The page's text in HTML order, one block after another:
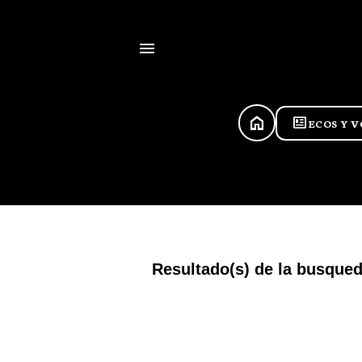
HOME newsmodeECOS Y
Resultado(s) de la